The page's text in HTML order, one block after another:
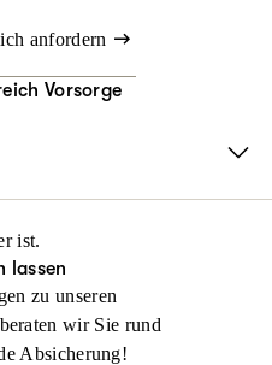
anfordern
Vorsorge
von 48 Stunden neu
beraten lassen
ist.
lassen
zu unseren
wir Sie rund
Absicherung!